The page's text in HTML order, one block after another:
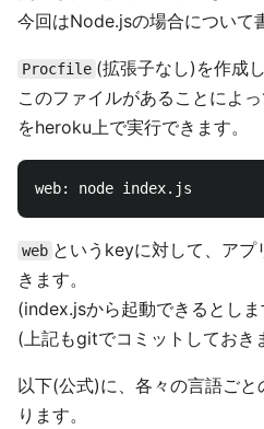
今回はNode.jsの場合について
Procfile (拡張子なし)を作成し
このファイルがあることによ
をheroku上で実行できます。
web というkeyに対して、ア
きます。
(index.jsから起動できるとしま
(上記もgitでコミットしておき
以下(公式)に、各々の言語ご
ります。